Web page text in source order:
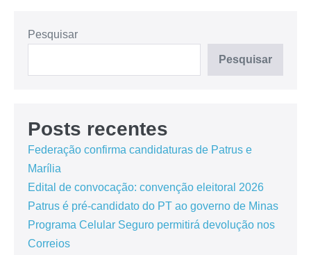
Pesquisar
Pesquisar
Posts recentes
Federação confirma candidaturas de Patrus e
Marília
Edital de convocação: convenção eleitoral 2026
Patrus é pré-candidato do PT ao governo de Minas
Programa Celular Seguro permitirá devolução nos
Correios